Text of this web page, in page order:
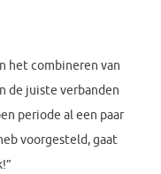
het combineren van
de juiste verbanden
periode al een paar
voorgesteld, gaat